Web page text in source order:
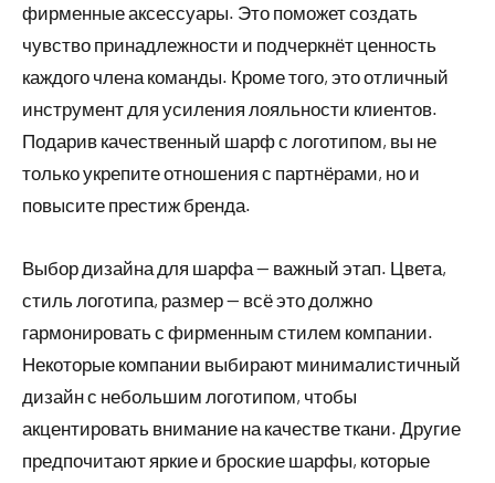
фирменные аксессуары. Это поможет создать
чувство принадлежности и подчеркнёт ценность
каждого члена команды. Кроме того, это отличный
инструмент для усиления лояльности клиентов.
Подарив качественный шарф с логотипом, вы не
только укрепите отношения с партнёрами, но и
повысите престиж бренда.
Выбор дизайна для шарфа — важный этап. Цвета,
стиль логотипа, размер — всё это должно
гармонировать с фирменным стилем компании.
Некоторые компании выбирают минималистичный
дизайн с небольшим логотипом, чтобы
акцентировать внимание на качестве ткани. Другие
предпочитают яркие и броские шарфы, которые